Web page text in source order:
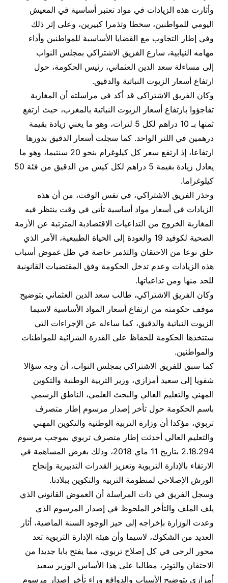
وأثارت هذه الزيادات في مواد تعتبر أساسية في المعيش
اليومي للمواطنين، سخطا وتذمرا كبيرين، وعلى إثر ذلك
وفي إطار التجاوب مع القضايا الأساسية للمواطنين وأداء
مهامه النيابية، سارع الفريق الاشتراكي بمجلس النواب
إلى مساءلة سعد الدين العثماني، رئيس الحكومة، حول
ارتفاع أسعار الزيوت النباتية والدقيق.
وكان الفريق الاشتراكي قد أكد في مراسلته أن المغاربة
تفاجؤوا بارتفاع أسعار الزيوت النباتية بالمغرب، حيث ارتفع
ثمنها بـ 10 دراهم لكل 5 لترات، وهو ما يعني زيادة بقيمة
درهمين في اللتر الواحد. كما سجلت أسعار الدقيق بدورها
ارتفاعا، إذ ارتفع سعر كل كيلوغرام بنحو 20 سنتيما، وهو ما
يعادل زيادة بقيمة 5 دراهم لكل كيس من الدقيق من فئة 50
كيلوغراما.
وحذر الفريق الاشتراكي، في نفس الوقت، من أن هذه
الزيادات في أسعار مواد أساسية تأتي في وقت ينتظر فيه
المغاربة الخروج من التداعيات الاقتصادية المترتبة عن الأزمة
الصحية لكوفيد 19 والعودة إلى الحياة الطبيعية، الأمر الذي
خلق نوعا من الاحتقان والتذمر خاصة في ظل غموض أسباب
هذه الزيادات وعدم تدخل الحكومة وفق المقتضيات القانونية
للحد منها ومن تداعياتها.
وكان الفريق الاشتراكي، طالب سعد الدين العثماني بتوضيح
موقف حكومته من ارتفاع أسعار المواد الأساسية لاسيما
الزيوت النباتية والدقيق، كما ساءله عن الإجراءات التي
ستتخذها الحكومة للحفاظ على القدرة الشرائية للمواطنات
والمواطنين.
كما سبق للفريق الاشتراكي بمجلس النواب، أن وجه سؤالا
شفويا إلى سعيد أمزازي، وزير التربية الوطنية والتكوين
المهني والتعليم العالي والبحث العلمي، الناطق الرسمي
باسم الحكومة حول تأخر إصدار مرسوم إطار متصرف
تربوي، مؤكدا أن وزارة التربية الوطنية والتكوين المهني
والتعليم العالي أحدثت إطار متصرف تربوي بموجب مرسوم
2.18.294 بتاريخ 11 ماي 2018، وذلك بغرض المساهمة في
الارتقاء بالإدارة التربوية وتعزيز القدرات التدبيرية وإنجاح
الورش الإصلاحي لمنظومة التربية والتكوين ببلادنا.
وسجل الفريق في ذات المراسلة أن الغموض القانوني الذي
يلف الملف والتأخر الملحوظ في إصدار المرسوم الذي
وعدت الوزارة بإخراجه إلى حيز الوجود السنة الماضية، أثار
العديد من الشكوك، لاسيما وأن هيئة الإدارة التربوية تعد
محور الرحى في كل إصلاح تربوي، مما يفتح بابا جديدا من
الاحتقان والتوتر، مطالبا على هذا الأساس الوزير سعيد
أمزازي بتوضيح الأسباب والدوافع وراء تأخر إصدار مرسوم